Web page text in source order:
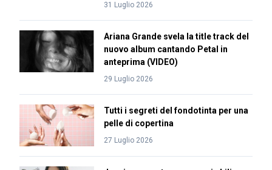
31 Luglio 2026
Ariana Grande svela la title track del
nuovo album cantando Petal in
anteprima (VIDEO)
29 Luglio 2026
Tutti i segreti del fondotinta per una
pelle di copertina
27 Luglio 2026